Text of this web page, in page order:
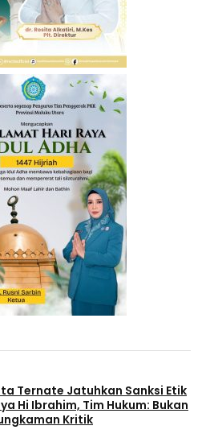
Ternate Jatuhkan Sanksi Etik
Hi Ibrahim, Tim Hukum: Bukan
Kritik